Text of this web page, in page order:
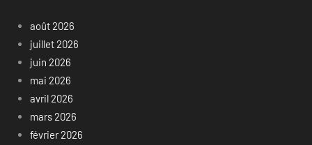
août 2026
juillet 2026
juin 2026
mai 2026
avril 2026
mars 2026
février 2026